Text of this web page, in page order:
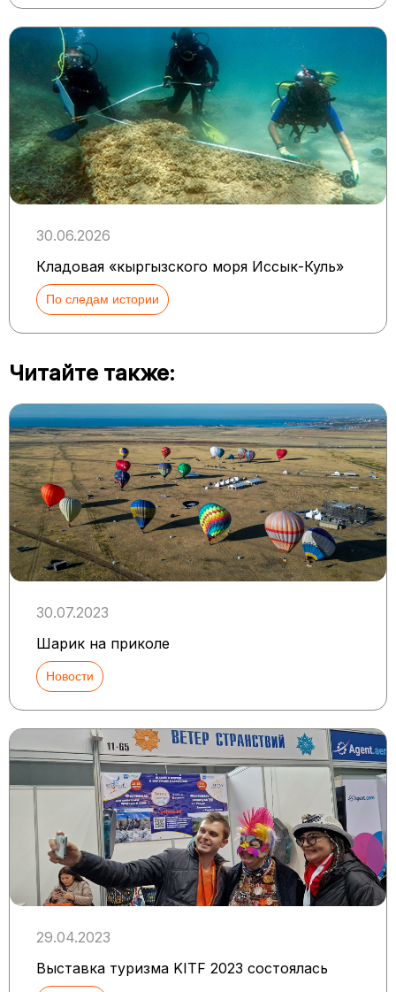
30.06.2026
Кладовая «кыргызского моря Иссык-Куль»
По следам истории
Читайте также:
30.07.2023
Шарик на приколе
Новости
29.04.2023
Выставка туризма KITF 2023 состоялась